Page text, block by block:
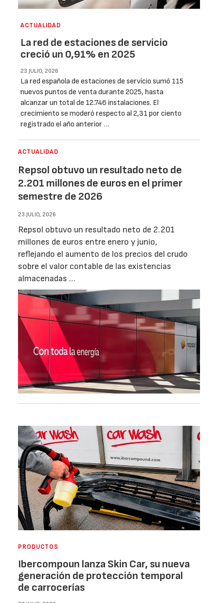
ACTUALIDAD
La red de estaciones de servicio
creció un 0,91% en 2025
23 JULIO, 2026
La red española de estaciones de servicio sumó 115
nuevos puntos de venta durante 2025, hasta
alcanzar un total de 12.746 instalaciones. El
crecimiento se moderó respecto al 2,31 por ciento
registrado el año anterior …
ACTUALIDAD
Repsol obtuvo un resultado neto de
2.201 millones de euros en el primer
semestre de 2026
23 JULIO, 2026
Repsol obtuvo un resultado neto de 2.201
millones de euros entre enero y junio,
reflejando el aumento de los precios del crudo
sobre el valor contable de las existencias
almacenadas …
PRODUCTOS
Ibercompoun lanza Skin Car, su nueva
generación de protección temporal
de carrocerías